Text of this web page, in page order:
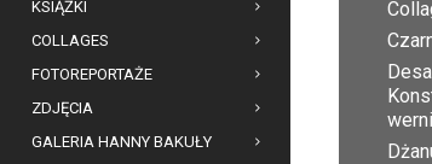
KSIĄŻKI
COLLAGES
FOTOREPORTAŻE
ZDJĘCIA
GALERIA HANNY BAKUŁY